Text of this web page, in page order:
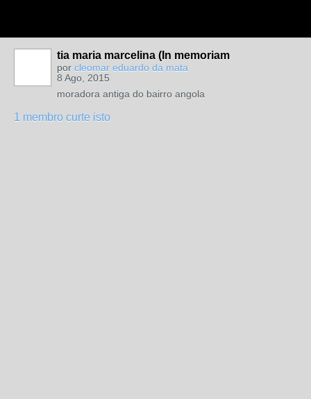
tia maria marcelina (In memoriam
por cleomar eduardo da mata
8 Ago, 2015
moradora antiga do bairro angola
1 membro curte isto